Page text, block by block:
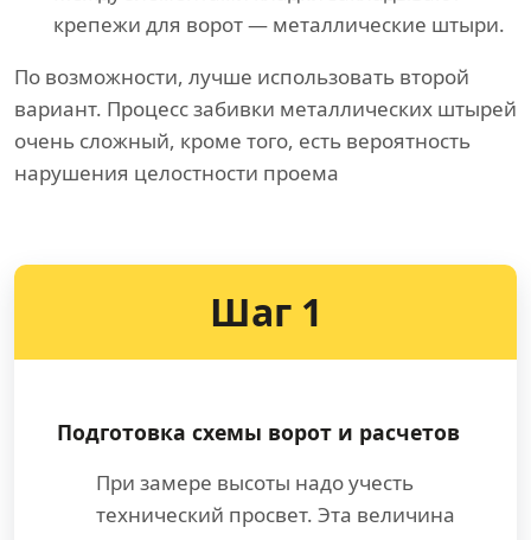
крепежи для ворот — металлические штыри.
По возможности, лучше использовать второй
вариант. Процесс забивки металлических штырей
очень сложный, кроме того, есть вероятность
нарушения целостности проема
Шаг 1
Подготовка схемы ворот и расчетов
При замере высоты надо учесть
технический просвет. Эта величина